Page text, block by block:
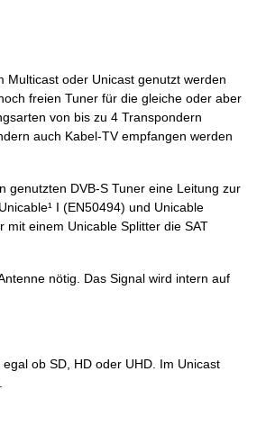
oder Unicast genutzt werden
freien Tuner für die gleiche oder aber
von bis zu 4 Transpondern
auch Kabel-TV empfangen werden
genutzten DVB-S Tuner eine Leitung zur
I (EN50494) und Unicable
mit einem Unicable Splitter die SAT
nötig. Das Signal wird intern auf
ob SD, HD oder UHD. Im Unicast